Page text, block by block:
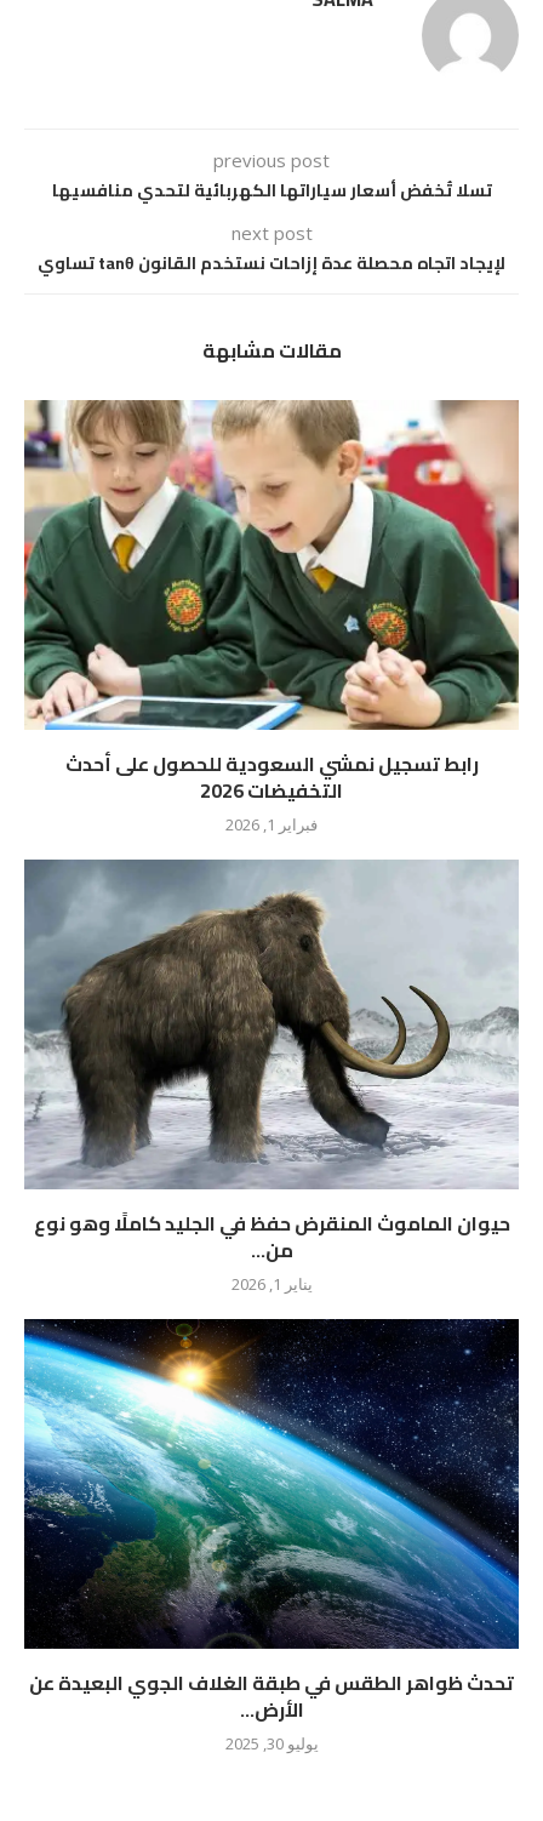
previous post
تسلا تُخفض أسعار سياراتها الكهربائية لتحدي منافسيها
next post
لإيجاد اتجاه محصلة عدة إزاحات نستخدم القانون tanθ تساوي
مقالات مشابهة
رابط تسجيل نمشي السعودية للحصول على أحدث
التخفيضات 2026
فبراير 1, 2026
حيوان الماموث المنقرض حفظ في الجليد كاملًا وهو نوع
من...
يناير 1, 2026
تحدث ظواهر الطقس في طبقة الغلاف الجوي البعيدة عن
الأرض...
يوليو 30, 2025